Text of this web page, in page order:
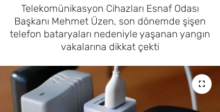
Telekomünikasyon Cihazları Esnaf Odası
Başkanı Mehmet Üzen, son dönemde şişen
telefon bataryaları nedeniyle yaşanan yangın
vakalarına dikkat çekti
EĞİTİM
SAĞLIK
MAGAZİN
Tüm Manşetler
Son Dakika Haberleri